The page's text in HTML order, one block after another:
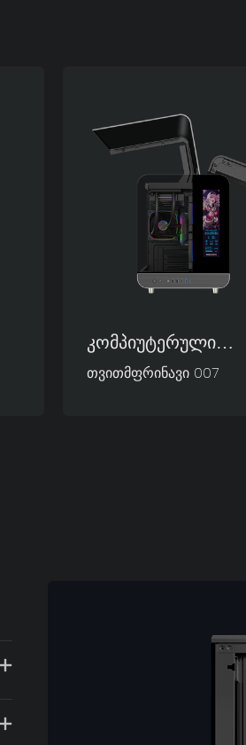
Კომპიუტერული
Კორპუსების
თვითმფრინავი 007